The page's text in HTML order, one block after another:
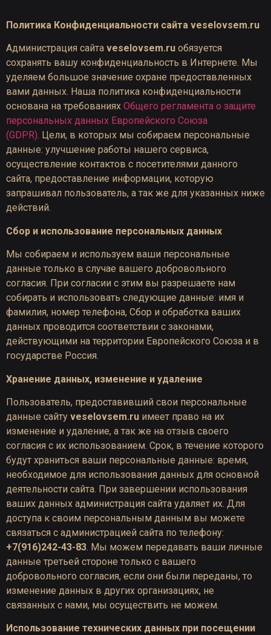
Политика Конфиденциальности сайта veselovsem.ru
Администрация сайта veselovsem.ru обязуется
сохранять вашу конфиденциальность в Интернете. Мы
уделяем большое значение охране предоставленных
вами данных. Наша политика конфиденциальности
основана на требованиях Общего регламента о защите
персональных данных Европейского Союза
(GDPR). Цели, в которых мы собираем персональные
данные: улучшение работы нашего сервиса,
осуществление контактов с посетителями данного
сайта, предоставление информации, которую
запрашивал пользователь, а так же для указанных ниже
действий.
Сбор и использование персональных данных
Мы собираем и используем ваши персональные
данные только в случае вашего добровольного
согласия. При согласии с этим вы разрешаете нам
собирать и использовать следующие данные: имя и
фамилия, номер телефона, Сбор и обработка ваших
данных проводится соответствии с законами,
действующими на территории Европейского Союза и в
государстве Россия.
Хранение данных, изменение и удаление
Пользователь, предоставивший свои персональные
данные сайту veselovsem.ru имеет право на их
изменение и удаление, а так же на отзыв своего
согласия с их использованием. Срок, в течение которого
будут храниться ваши персональные данные: время,
необходимое для использования данных для основной
деятельности сайта. При завершении использования
ваших данных администрация сайта удаляет их. Для
доступа к своим персональным данным вы можете
связаться с администрацией сайта по телефону:
+7(916)242-43-83. Мы можем передавать ваши личные
данные третьей стороне только с вашего
добровольного согласия, если они были переданы, то
изменение данных в других организациях, не
связанных с нами, мы осуществить не можем.
Использование технических данных при посещении